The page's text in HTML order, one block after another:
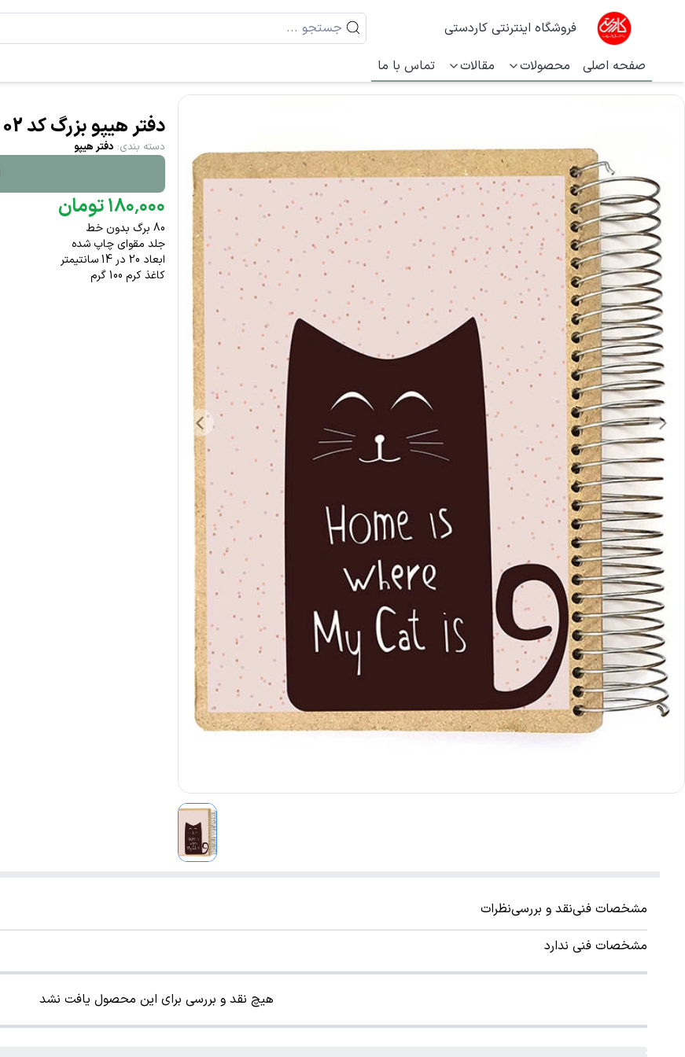
فروشگاه اینترنتی کاردستی
صفحه اصلی محصولات مقالات تماس با ما
دفتر هیپو بزرگ کد 02
دسته بندی: دفتر هیپو
۱۸۰٬۰۰۰ تومان
80 برگ بدون خط
جلد مقوای چاپ شده
ابعاد 20 در 14 سانتیمتر
کاغذ کرم 100 گرم
مشخصات فنینقد و بررسینظرات
مشخصات فنی ندارد
هیچ نقد و بررسی برای این محصول یافت نشد